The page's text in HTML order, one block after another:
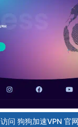
访问 狗狗加速VPN 官网